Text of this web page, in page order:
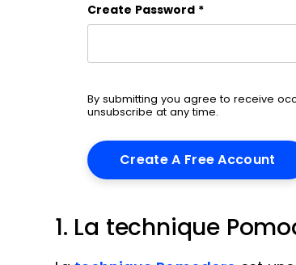
Create Password *
By submitting you agree to receive
unsubscribe at any time.
1. La technique